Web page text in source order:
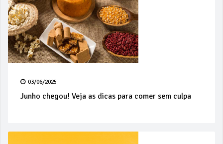
03/06/2025
Junho chegou! Veja as dicas para comer sem culpa